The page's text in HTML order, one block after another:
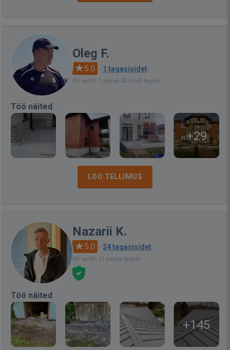
Oleg F.
5.0 · 1 tagasisidet
Oli saidil: 1 päeva 20 tundi tagasi
Töö näited
+29
LOO TELLIMUS
Nazarii K.
5.0 · 34 tagasisidet
Oli saidil: 21 päeva tagasi
Töö näited
+145